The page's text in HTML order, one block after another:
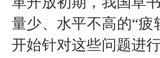
量少、水平不高的“
开始针对这些问题进